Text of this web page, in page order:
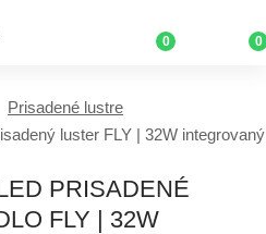
0 0
Prisadené lustre
luster FLY | 32W
PRISADENÉ
FLY | 32W